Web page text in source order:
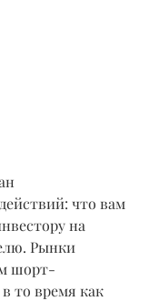
что вам
на
Рынки
шорт-
то время как